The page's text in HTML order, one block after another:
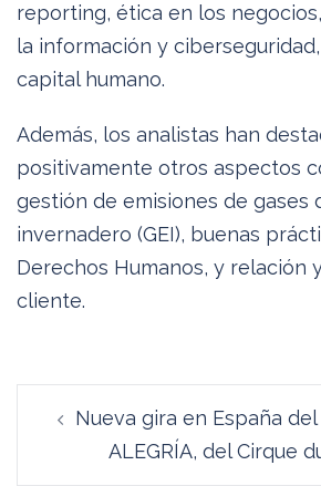
reporting, ética en los
la información y
capital humano.
Además, los analistas han
positivamente otros aspectos
gestión de emisiones de gases
invernadero (GEI), buenas
Derechos Humanos, y relación
cliente.
entradas
Nueva gira en España
ALEGRÍA, del Cirque